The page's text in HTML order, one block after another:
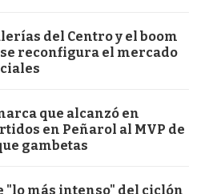
del Centro y el boom
se reconfigura el mercado
que alcanzó en
en Peñarol al MVP de
gambetas
"lo más intenso" del ciclón